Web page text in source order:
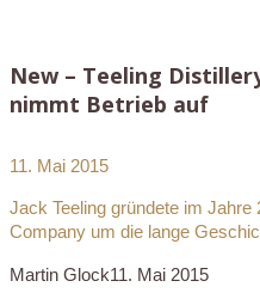
New – Teeling
nimmt Betrieb auf
11. Mai 2015
Jack Teeling gründete im Jahre
Company um die lange
Martin Glock11. Mai 2015